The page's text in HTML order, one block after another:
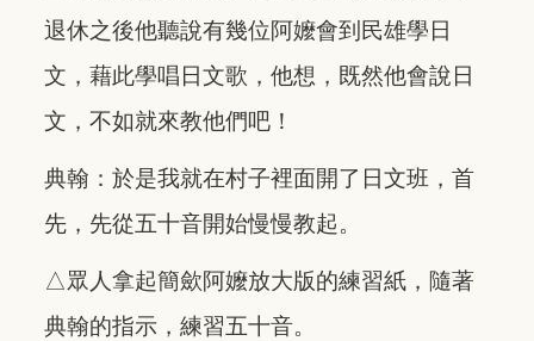
退休之後他聽說有幾位阿嬤會到民雄學日
文，藉此學唱日文歌，他想，既然他會說日
文，不如就來教他們吧！
典翰：於是我就在村子裡面開了日文班，首
先，先從五十音開始慢慢教起。
△眾人拿起簡歛阿嬤放大版的練習紙，隨著
典翰的指示，練習五十音。